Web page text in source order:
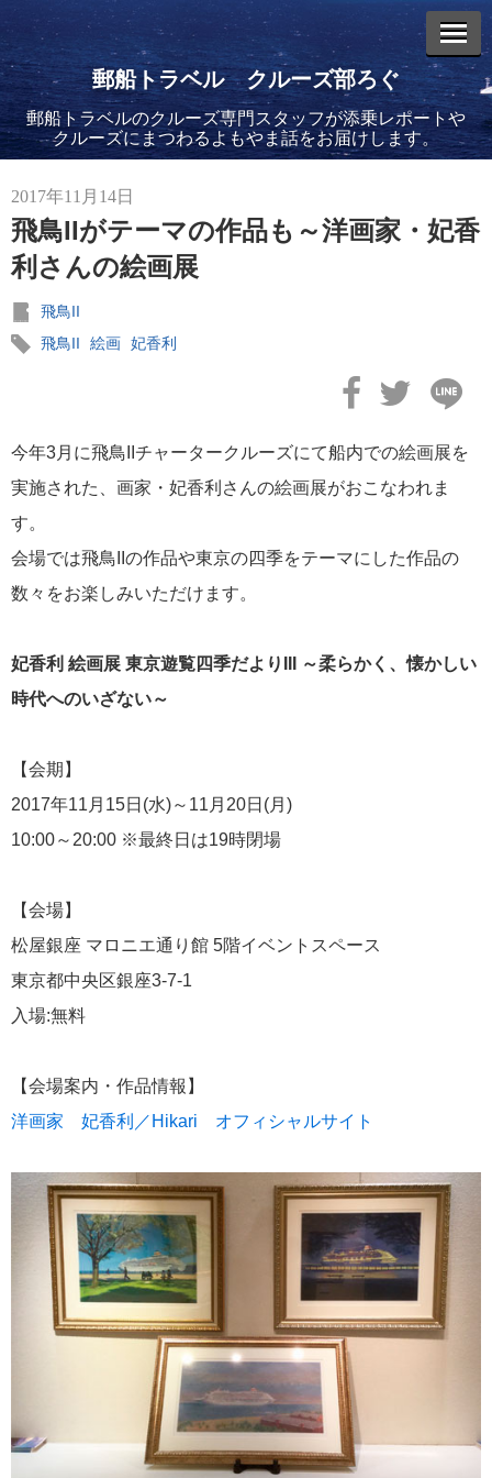
郵船トラベル クルーズ部ろぐ
郵船トラベルのクルーズ専門スタッフが添乗レポートや
クルーズにまつわるよもやま話をお届けします。
2017年11月14日
飛鳥IIがテーマの作品も～洋画家・妃香
利さんの絵画展
飛鳥II
飛鳥II
絵画 妃香利
今年3月に飛鳥IIチャータークルーズにて船内での絵画展を
実施された、画家・妃香利さんの絵画展がおこなわれま
す。
会場では飛鳥IIの作品や東京の四季をテーマにした作品の
数々をお楽しみいただけます。
妃香利 絵画展 東京遊覧四季だよりIII ～柔らかく、懐かしい
時代へのいざない～
【会期】
2017年11月15日(水)～11月20日(月)
10:00～20:00 ※最終日は19時閉場
【会場】
松屋銀座 マロニエ通り館 5階イベントスペース
東京都中央区銀座3-7-1
入場:無料
【会場案内・作品情報】
洋画家 妃香利／Hikari オフィシャルサイト
エントリーリスト
2026年08月06日
バイキング・エデンに乗船してきました！(2)
2026年08月05日
バイキング・エデンに乗船してきました！(1)
飛鳥II アジアグランドクルーズおかえりなさい！
2026年02月16日
飛鳥II 2027年オセアニアグランドクルーズ発表！
2026年02月04日
飛鳥II 小山薫堂×飛鳥II～洋上の大人の文化祭～本日発売です
飛鳥II シンガポール寄港中です！
カテゴリーリスト
ねずみ君のつぶやき♪
世界一周クルーズ
飛鳥II 2018年世界一周クルーズ